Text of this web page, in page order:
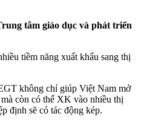
tâm giáo dục và phát triển
tiềm năng xuất khẩu sang thị
không chỉ giúp Việt Nam mở
còn có thể XK vào nhiều thị
định sẽ có tác động kép.